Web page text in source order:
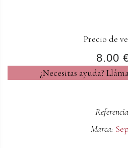
Precio de
8.00
¿Necesitas ayuda?
Marca: